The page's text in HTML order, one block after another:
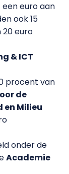
euro aan
ook 15
euro
& ICT
procent van
de
en Milieu
onder de
Academie